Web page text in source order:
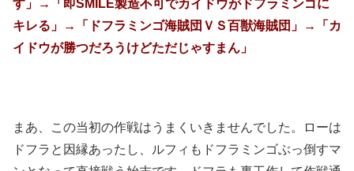
す」→「即SMILE製造不可でカイドウがドフラミンゴに
キレる」→「ドフラミンゴ海賊団ＶＳ百獣海賊団」→「カ
イドウが勝つだろうけどただじゃすまん」
まあ、この当初の作戦はうまくいきませんでした。ローは
ドフラと因縁あったし、ルフィもドフラミンゴぶっ倒すマ